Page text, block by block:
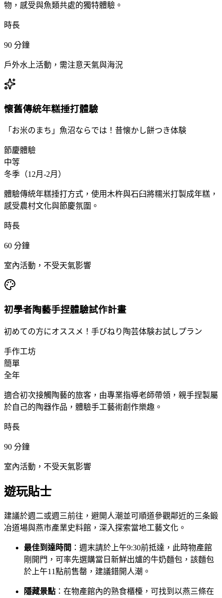
物，感受與魚類共處的獨特體驗。
時長
90 分鐘
戶外水上活動，需注意天氣與海況
懷舊傳統年糕捶打體驗
「お米のまち」魚沼ならでは！昔懐かし餅つき体験
節慶體驗
中等
冬季（12月-2月）
體驗傳統年糕捶打方式，使用木杵與石臼將糯米打製成年糕，
感受農村文化與節慶氛圍。
時長
60 分鐘
室內活動，不受天氣影響
初學者陶藝手捏體驗試作計畫
初めての方にオススメ！手びねり陶芸体験お試しプラン
手作工坊
簡單
全年
適合初次接觸陶藝的旅客，由專業指導老師帶領，親手捏製屬
於自己的陶器作品，體驗手工藝術創作樂趣。
時長
90 分鐘
室內活動，不受天氣影響
遊玩貼士
建議於週二或週三前往，避開人潮並可順道參觀鄰近的三条鍛
冶道場與燕市產業史料館，深入探索當地工藝文化。
最佳到達時間 ：週末請於上午9:30前抵達，此時物產館
剛開門，可率先選購當日新鮮出爐的牛奶麵包，該麵包
於上午11點前售罄，建議錯開人潮。
隱藏景點 ：在物產館內的熟食櫃檯，可找到以燕三條在